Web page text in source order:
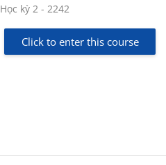
Course category
Học kỳ 2 - 2242
Click to enter this course